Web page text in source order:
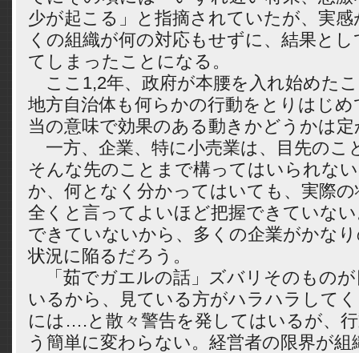
少が起こる」と指摘されていたが、実
くの組織が何の対応もせずに、結果と
てしまったことになる。
ここ1,2年、政府が本腰を入れ始めた
地方自治体も何らかの行動をとりはじ
当の意味で効果のある動きかどうかは
一方、企業、特に小売業は、目先のこ
そんな先のことまで構ってはいられな
か、何となく分かってはいても、実際
全くと言ってよいほど把握できていな
できていないから、多くの企業がかな
状況に陥るだろう。
「茹でガエルの話」ズバリそのもの
いるから、見ている方がハラハラして
には….と散々警告を発してはいるが、
う簡単に変わらない。経営者の限界が